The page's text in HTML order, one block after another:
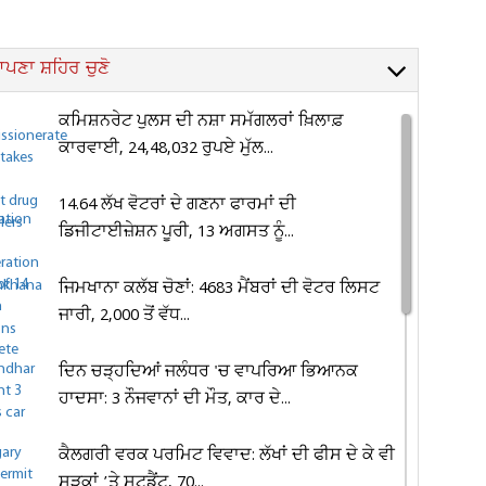
ਸ਼ਹਿਰ ਚੁਣੋ
ਕਮਿਸ਼ਨਰੇਟ ਪੁਲਸ ਦੀ ਨਸ਼ਾ ਸਮੱਗਲਰਾਂ ਖ਼ਿਲਾਫ਼
ਕਾਰਵਾਈ, 24,48,032 ਰੁਪਏ ਮੁੱਲ...
14.64 ਲੱਖ ਵੋਟਰਾਂ ਦੇ ਗਣਨਾ ਫਾਰਮਾਂ ਦੀ
ਡਿਜੀਟਾਈਜ਼ੇਸ਼ਨ ਪੂਰੀ, 13 ਅਗਸਤ ਨੂੰ...
ਜਿਮਖਾਨਾ ਕਲੱਬ ਚੋਣਾਂ: 4683 ਮੈਂਬਰਾਂ ਦੀ ਵੋਟਰ ਲਿਸਟ
ਜਾਰੀ, 2,000 ਤੋਂ ਵੱਧ...
ਦਿਨ ਚੜ੍ਹਦਿਆਂ ਜਲੰਧਰ 'ਚ ਵਾਪਰਿਆ ਭਿਆਨਕ
ਹਾਦਸਾ: 3 ਨੌਜਵਾਨਾਂ ਦੀ ਮੌਤ, ਕਾਰ ਦੇ...
ਕੈਲਗਰੀ ਵਰਕ ਪਰਮਿਟ ਵਿਵਾਦ: ਲੱਖਾਂ ਦੀ ਫੀਸ ਦੇ ਕੇ ਵੀ